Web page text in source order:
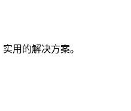
用的解决方案。